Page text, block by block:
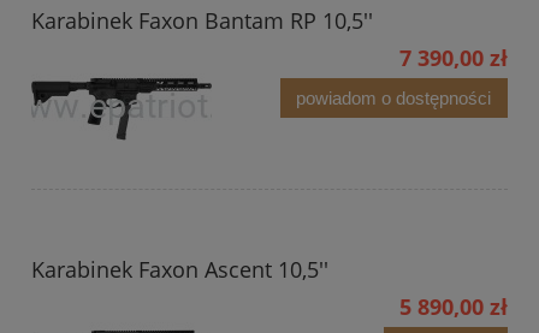
Karabinek Faxon Bantam RP 10,5''
7 390,00 zł
powiadom o dostępności
Karabinek Faxon Ascent 10,5''
5 890,00 zł